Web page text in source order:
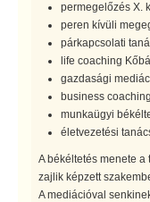
permegelőzés X.
peren kívüli
párkapcsolati
life coaching
gazdasági
business coaching
munkaügyi
életvezetési
A békéltetés menete
zajlik képzett
A mediációval